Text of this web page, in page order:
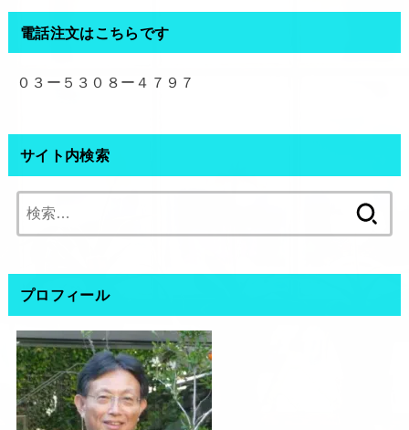
電話注文はこちらです
０３ー５３０８ー４７９７
サイト内検索
索:
プロフィール